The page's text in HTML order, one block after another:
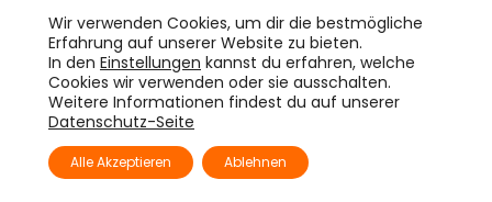
Email:
info@thespraytist.deOpens
in
your
application
Instagram
@thespraytist
Wir verwenden Cookies, um dir die bestmögliche
Erfahrung auf unserer Website zu bieten.
In den Einstellungen kannst du erfahren, welche
Cookies wir verwenden oder sie ausschalten.
Weitere Informationen findest du auf unserer
Datenschutz-Seite
Alle Akzeptieren Ablehnen